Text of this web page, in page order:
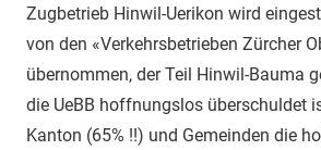
Zugbetrieb Hinwil-Uerikon wird
von den «Verkehrsbetrieben Zürcher
übernommen, der Teil Hinwil-Bauma
die UeBB hoffnungslos überschuldet
Kanton (65% !!) und Gemeinden die